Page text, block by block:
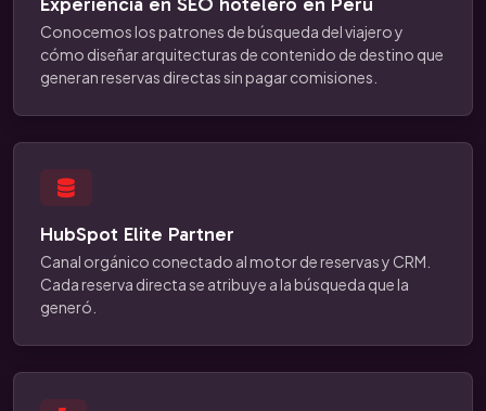
Conocemos los patrones de búsqueda del viajero y
cómo diseñar arquitecturas de contenido de destino que
generan reservas directas sin pagar comisiones.
HubSpot Elite Partner
Canal orgánico conectado al motor de reservas y CRM.
Cada reserva directa se atribuye a la búsqueda que la
generó.